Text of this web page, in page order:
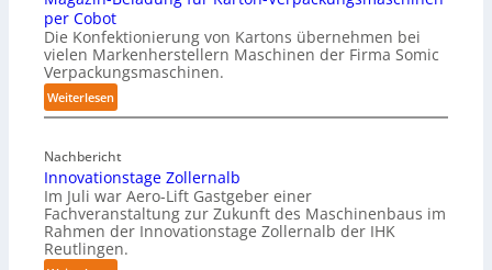
h
m
i
e
r
e
i
e
u
n
per Cobot
Die Konfektionierung von Kartons übernehmen bei
vielen Markenherstellern Maschinen der Firma Somic
Verpackungsmaschinen.
Weiterlesen:
M
g
a
z
n
-
Nachbericht
Innovationstage Zollernalb
Im Juli war Aero-Lift Gastgeber einer
Fachveranstaltung zur Zukunft des Maschinenbaus im
Rahmen der Innovationstage Zollernalb der IHK
Reutlingen.